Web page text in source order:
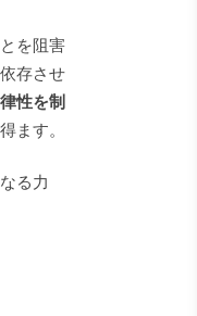
を阻害
存させ
性を制
ます。
る力